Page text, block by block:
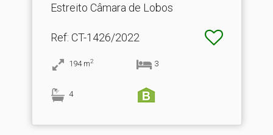
Estreito Câmara de Lobos
Ref: CT-1426/2022
194 m2 3
4